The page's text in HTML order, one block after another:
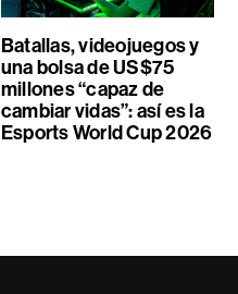
Batallas, videojuegos y
una bolsa de US$75
millones “capaz de
cambiar vidas”: así es la
Esports World Cup 2026